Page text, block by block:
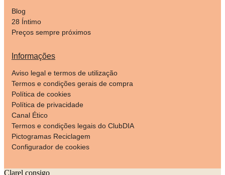
Blog
28 Íntimo
Preços sempre próximos
Informações
Aviso legal e termos de utilização
Termos e condições gerais de compra
Política de cookies
Política de privacidade
Canal Ético
Termos e condições legais do ClubDIA
Pictogramas Reciclagem
Configurador de cookies
Clarel consigo